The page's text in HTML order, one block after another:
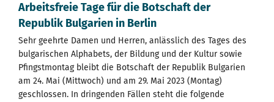
Arbeitsfreie Tage für die Botschaft der
Republik Bulgarien in Berlin
Sehr geehrte Damen und Herren, anlässlich des Tages des
bulgarischen Alphabets, der Bildung und der Kultur sowie
Pfingstmontag bleibt die Botschaft der Republik Bulgarien
am 24. Mai (Mittwoch) und am 29. Mai 2023 (Montag)
geschlossen. In dringenden Fällen steht die folgende